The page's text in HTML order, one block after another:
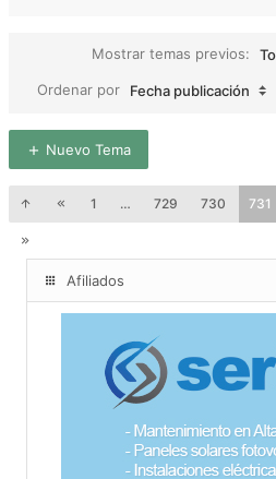
Mostrar temas previos:
Ordenar por
Fecha publicación
Nuevo Tema
1 … 729 730 731
Afiliados